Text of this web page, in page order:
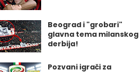
Beograd i "grobari"
glavna tema milanskog
derbija!
Pozvani igrači za